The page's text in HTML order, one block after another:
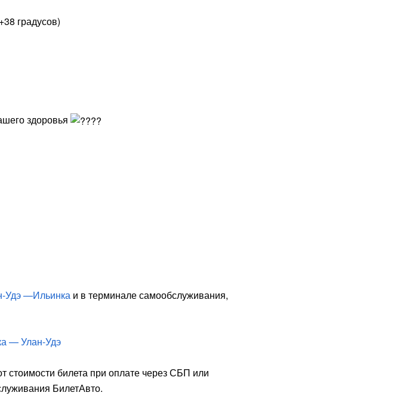
градусов)
здоровья
Удэ —Ильинка и в терминале самообслуживания,
— Улан-Удэ
стоимости билета при оплате через СБП или
БилетАвто.